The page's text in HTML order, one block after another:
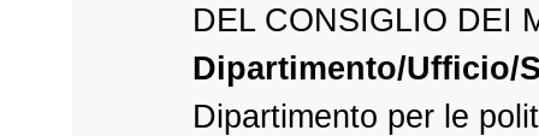
DEL CONSIGLIO DEI
Dipartimento/Ufficio/
Dipartimento per le